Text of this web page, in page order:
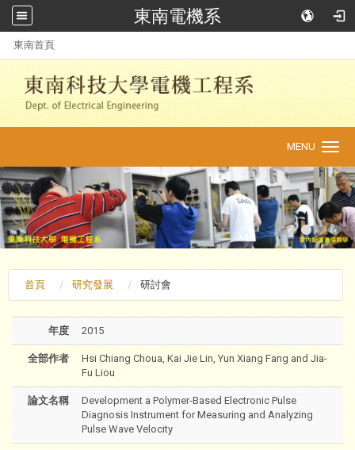
東南電機系
東南首頁
navigation
MENU
首頁 研究發展 研討會
年度 2015
全部作者
Hsi Chiang Choua, Kai Jie Lin, Yun Xiang Fang and Jia-
Fu Liou
論文名稱
Development a Polymer-Based Electronic Pulse
Diagnosis Instrument for Measuring and Analyzing
Pulse Wave Velocity